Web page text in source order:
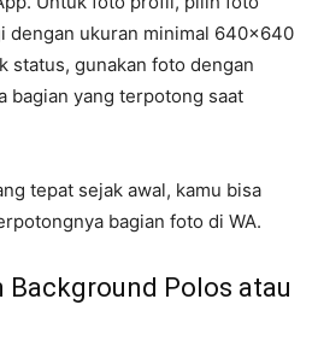
dengan ukuran minimal 640×640
status, gunakan foto dengan
bagian yang terpotong saat
tepat sejak awal, kamu bisa
bagian foto di WA.
Background Polos atau